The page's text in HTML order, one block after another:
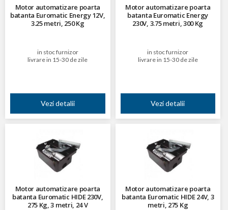
Motor automatizare poarta
batanta Euromatic Energy 12V,
3.25 metri, 250 Kg
in stoc furnizor
livrare in 15-30 de zile
Vezi detalii
Motor automatizare poarta
batanta Euromatic Energy
230V, 3.75 metri, 300 Kg
in stoc furnizor
livrare in 15-30 de zile
Vezi detalii
Motor automatizare poarta
batanta Euromatic HIDE 230V,
275 Kg, 3 metri, 24 V
Motor automatizare poarta
batanta Euromatic HIDE 24V, 3
metri, 275 Kg